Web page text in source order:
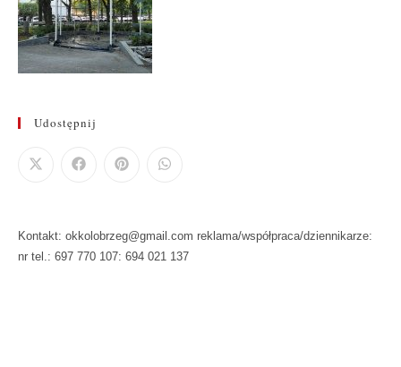
Udostępnij
Kontakt: okkolobrzeg@gmail.com reklama/współpraca/dziennikarze:
nr tel.: 697 770 107: 694 021 137